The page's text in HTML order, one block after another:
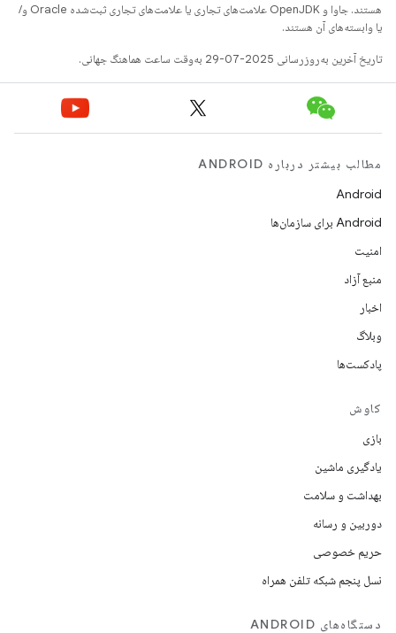
هستند. جاوا و OpenJDK علامت‌های تجاری یا علامت‌های تجاری ثبت‌شده Oracle و/
یا وابسته‌های آن هستند.
تاریخ آخرین به‌روزرسانی 2025-07-29 به‌وقت ساعت هماهنگ جهانی.
مطالب بیشتر درباره ANDROID
Android
Android برای سازمان‌ها
امنیت
منبع آزاد
اخبار
وبلاگ
پادکست‌ها
کاوش
بازی
یادگیری ماشین
بهداشت و سلامت
دوربین و رسانه
حریم خصوصی
نسل پنجم شبکه تلفن همراه
دستگاه‌های ANDROID